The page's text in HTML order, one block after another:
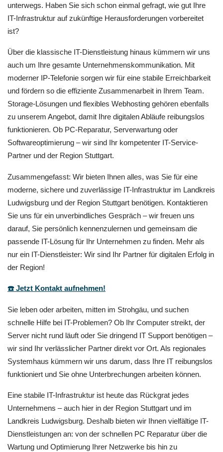
unterwegs. Haben Sie sich schon einmal gefragt, wie gut Ihre
IT-Infrastruktur auf zukünftige Herausforderungen vorbereitet
ist?
Über die klassische IT-Dienstleistung hinaus kümmern wir uns
auch um Ihre gesamte Unternehmenskommunikation. Mit
moderner IP-Telefonie sorgen wir für eine stabile Erreichbarkeit
und fördern so die effiziente Zusammenarbeit in Ihrem Team.
Storage-Lösungen und flexibles Webhosting gehören ebenfalls
zu unserem Angebot, damit Ihre digitalen Abläufe reibungslos
funktionieren. Ob PC-Reparatur, Serverwartung oder
Softwareoptimierung – wir sind Ihr kompetenter IT-Service-
Partner und der Region Stuttgart.
Zusammengefasst: Wir bieten Ihnen alles, was Sie für eine
moderne, sichere und zuverlässige IT-Infrastruktur im Landkreis
Ludwigsburg und der Region Stuttgart benötigen. Kontaktieren
Sie uns für ein unverbindliches Gespräch – wir freuen uns
darauf, Sie persönlich kennenzulernen und gemeinsam die
passende IT-Lösung für Ihr Unternehmen zu finden. Mehr als
nur ein IT-Dienstleister: Wir sind Ihr Partner für digitalen Erfolg in
der Region!
☎️ Jetzt Kontakt aufnehmen!
Sie leben oder arbeiten, mitten im Strohgäu, und suchen
schnelle Hilfe bei IT-Problemen? Ob Ihr Computer streikt, der
Server nicht rund läuft oder Sie dringend IT Support benötigen –
wir sind Ihr verlässlicher Partner direkt vor Ort. Als regionales
Systemhaus kümmern wir uns darum, dass Ihre IT reibungslos
funktioniert und Sie ohne Unterbrechungen arbeiten können.
Eine stabile IT-Infrastruktur ist heute das Rückgrat jedes
Unternehmens – auch hier in der Region Stuttgart und im
Landkreis Ludwigsburg. Deshalb bieten wir Ihnen vielfältige IT-
Dienstleistungen an: von der schnellen PC Reparatur über die
Wartung und Optimierung Ihrer Netzwerke bis hin zu